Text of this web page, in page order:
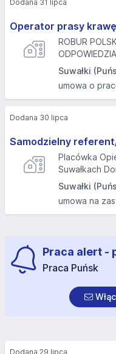
Operator prasy
ROBUR
Suwałki
umowa o
Dodana 31 lipca
Samodzielny
Placówka
Suwałkach
Suwałki
umowa na
Dodana 30 lipca
Praca alert -
Praca Puńsk
Dodana 29 lipca